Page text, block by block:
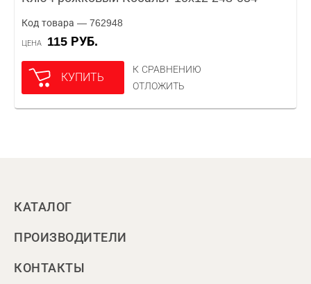
Код товара — 762948
ЦЕНА 115 РУБ.
КУПИТЬ
К СРАВНЕНИЮ
ОТЛОЖИТЬ
КАТАЛОГ
ПРОИЗВОДИТЕЛИ
КОНТАКТЫ